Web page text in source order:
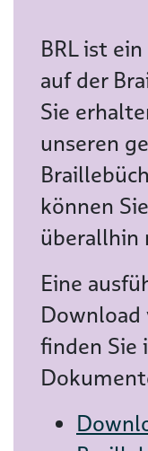
BRL ist
auf der
Sie
unseren
können
überallhin
Eine
Download
finden Sie